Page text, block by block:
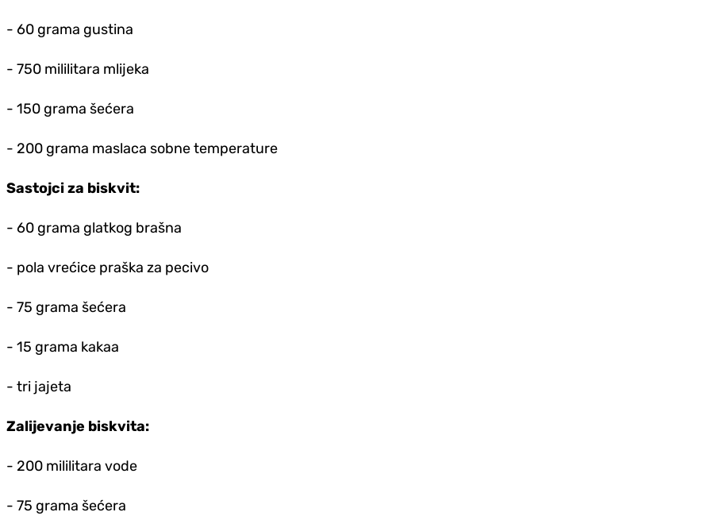
- 60 grama gustina
- 750 mililitara mlijeka
- 150 grama šećera
- 200 grama maslaca sobne temperature
Sastojci za biskvit:
- 60 grama glatkog brašna
- pola vrećice praška za pecivo
- 75 grama šećera
- 15 grama kakaa
- tri jajeta
Zalijevanje biskvita:
- 200 mililitara vode
- 75 grama šećera